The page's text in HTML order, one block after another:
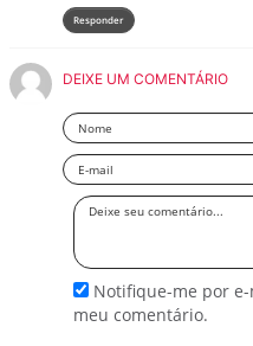
Responder
DEIXE UM COMENTÁRIO
Nome
Email
Deixe
Notifique-me por
meu comentário.